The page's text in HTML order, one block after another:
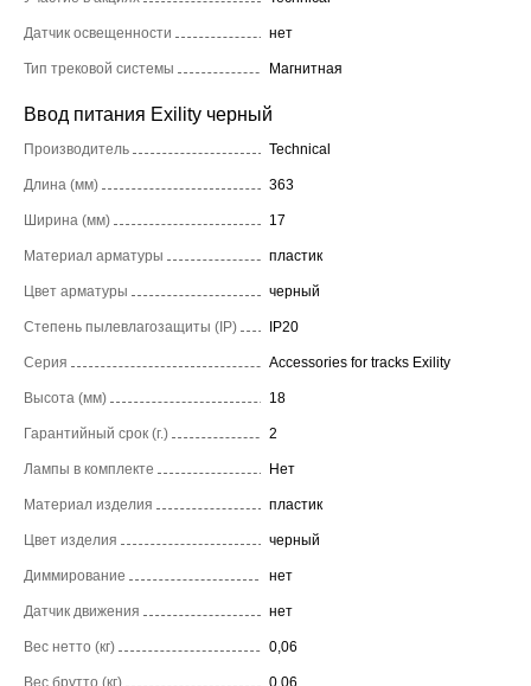
Датчик освещенности нет
Тип трековой системы Магнитная
Ввод питания Exility черный
Производитель Technical
Длина (мм) 363
Ширина (мм) 17
Материал арматуры пластик
Цвет арматуры черный
Степень пылевлагозащиты (IP) IP20
Серия Accessories for tracks Exility
Высота (мм) 18
Гарантийный срок (г.) 2
Лампы в комплекте Нет
Материал изделия пластик
Цвет изделия черный
Диммирование нет
Датчик движения нет
Вес нетто (кг) 0,06
Вес брутто (кг) 0,06